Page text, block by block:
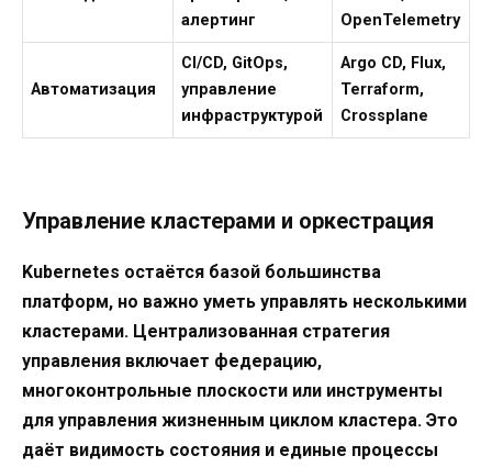
алертинг
OpenTelemetry
Автоматизация
CI/CD, GitOps,
управление
инфраструктурой
Argo CD, Flux,
Terraform,
Crossplane
Управление кластерами и оркестрация
Kubernetes остаётся базой большинства
платформ, но важно уметь управлять несколькими
кластерами. Централизованная стратегия
управления включает федерацию,
многоконтрольные плоскости или инструменты
для управления жизненным циклом кластера. Это
даёт видимость состояния и единые процессы